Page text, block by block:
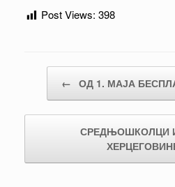
Post Views: 398
← ОД 1. МАЈА
СРЕДЊОШКОЛЦИ